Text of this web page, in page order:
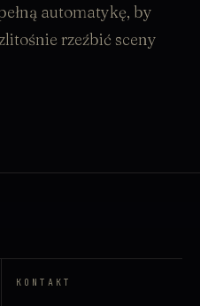
automatykę, by
rzeźbić sceny
KONTAKT